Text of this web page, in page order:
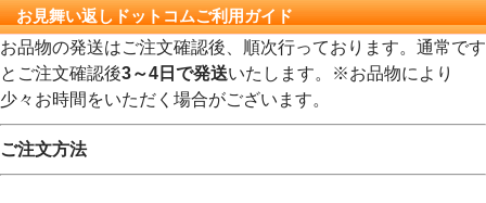
お見舞い返しドットコムご利用ガイド
お品物の発送はご注文確認後、順次行っております。通常です
とご注文確認後3～4日で発送いたします。※お品物により
少々お時間をいただく場合がございます。
ご注文方法